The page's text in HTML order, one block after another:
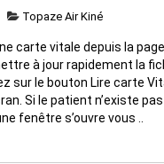
Topaze Air Kiné
carte vitale depuis la
à jour rapidement la
sur le bouton Lire carte
Si le patient n’existe
fenêtre s’ouvre vous ..